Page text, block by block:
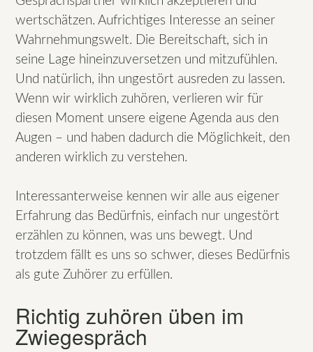
wertschätzen. Aufrichtiges Interesse an seiner
Wahrnehmungswelt. Die Bereitschaft, sich in
seine Lage hineinzuversetzen und mitzufühlen.
Und natürlich, ihn ungestört ausreden zu lassen.
Wenn wir wirklich zuhören, verlieren wir für
diesen Moment unsere eigene Agenda aus den
Augen – und haben dadurch die Möglichkeit, den
anderen wirklich zu verstehen.
Interessanterweise kennen wir alle aus eigener
Erfahrung das Bedürfnis, einfach nur ungestört
erzählen zu können, was uns bewegt. Und
trotzdem fällt es uns so schwer, dieses Bedürfnis
als gute Zuhörer zu erfüllen.
Richtig zuhören üben im
Zwiegespräch